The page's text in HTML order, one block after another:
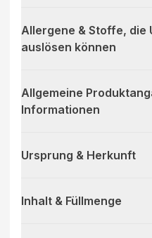
Allergene & Stoffe, die
auslösen können
Allgemeine
Informationen
Ursprung & Herkunft
Inhalt & Füllmenge